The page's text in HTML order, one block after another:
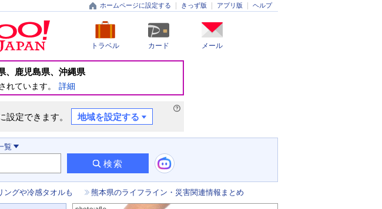
ホームページに設定する きっず版 アプリ版 ヘルプ
トラベル カード メール
鹿児島県 沖縄県
れています。 詳細
定できます。 地域を設定する
覧
検索
ングや冷感タオルも 熊本県のライフライン・災害関連情報まとめ